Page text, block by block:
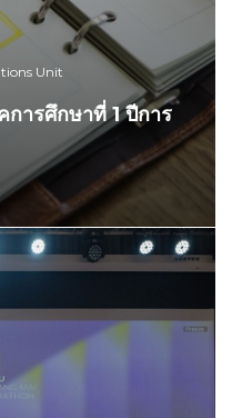
Unit
การศึกษาที่ 1 ปีการ